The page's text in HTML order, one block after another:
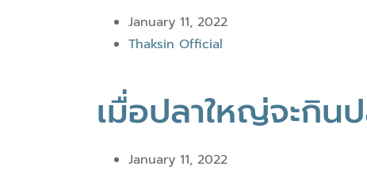
January 11, 2022
Thaksin Official
เมื่อปลาใหญ่จะกิน
January 11, 2022